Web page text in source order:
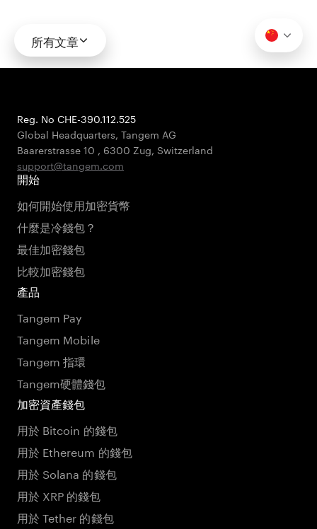
所有文章
Reg. No CHE-390.112.525
Global Headquarters, Tangem AG
Baarerstrasse 10 , 6300 Zug, Switzerland
support@tangem.com
開始
如何開始使用加密貨幣
什麼是冷錢包？
最佳加密錢包
比較加密錢包
產品
Tangem Pay
Tangem Mobile
Tangem 指環
Tangem硬體錢包
加密資產錢包
用於 Bitcoin 的錢包
用於 Ethereum 的錢包
用於 Solana 的錢包
用於 XRP 的錢包
用於 Tether 的錢包